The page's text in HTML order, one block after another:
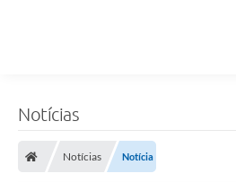
Notícias
Notícias Notícia